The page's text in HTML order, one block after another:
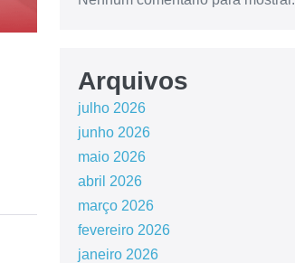
Arquivos
julho 2026
junho 2026
maio 2026
abril 2026
março 2026
fevereiro 2026
janeiro 2026